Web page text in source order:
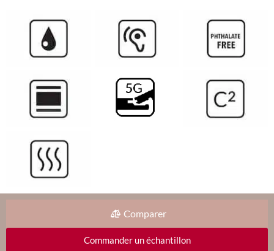
Comparer
Commander un échantillon